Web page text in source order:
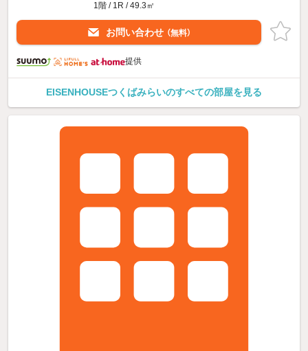
1階 / 1R / 49.3㎡
お問い合わせ （無料）
提供
EISENHOUSEつくばみらいのすべての部屋を見る